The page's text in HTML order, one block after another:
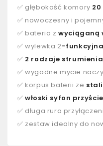
✅ głębokość komory 20
✅ nowoczesny i
✅ bateria zwyciąganą
✅ wylewka 2-funkcyjna
✅ 2 rodzaje strumienia
✅ wygodne mycie
✅ korpus baterii ze
✅włoski syfon
✅ długa rura
✅ zestaw idealny do